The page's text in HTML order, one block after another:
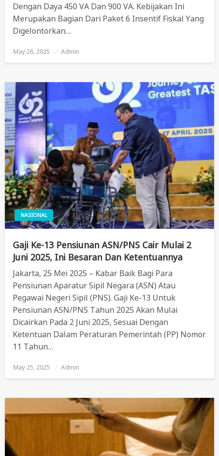
Dengan Daya 450 VA Dan 900 VA. Kebijakan Ini
Merupakan Bagian Dari Paket 6 Insentif Fiskal Yang
Digelontorkan…
Posted
On
May 26, 2025 Admin
NASIONAL
Gaji Ke-13 Pensiunan ASN/PNS Cair Mulai 2
Juni 2025, Ini Besaran Dan Ketentuannya
Jakarta, 25 Mei 2025 – Kabar Baik Bagi Para
Pensiunan Aparatur Sipil Negara (ASN) Atau
Pegawai Negeri Sipil (PNS). Gaji Ke-13 Untuk
Pensiunan ASN/PNS Tahun 2025 Akan Mulai
Dicairkan Pada 2 Juni 2025, Sesuai Dengan
Ketentuan Dalam Peraturan Pemerintah (PP) Nomor
11 Tahun…
Posted
On
May 25, 2025 Admin